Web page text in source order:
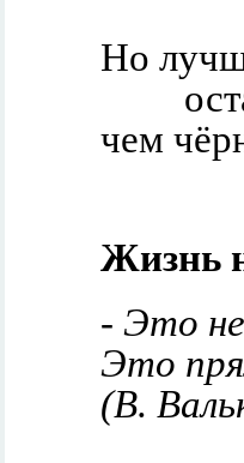
Но
чем
Жизнь
- Это
Это
(В.